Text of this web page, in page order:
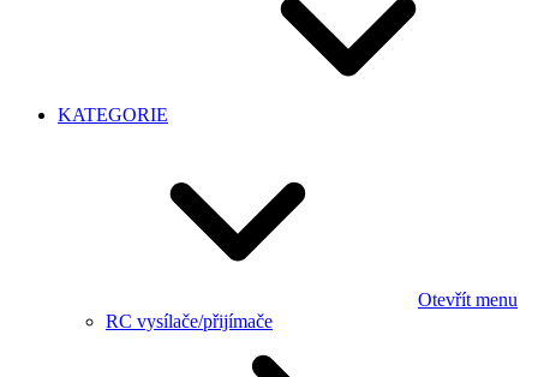
KATEGORIE
Otevřít menu
RC vysílače/přijímače